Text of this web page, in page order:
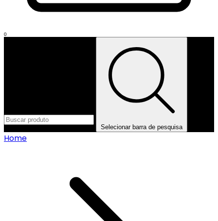
0
Selecionar barra de pesquisa
Home